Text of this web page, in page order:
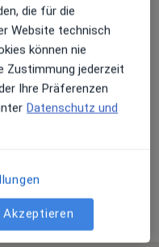
Besuche)
die Adresse
die für die
Website technisch
können nie
Zustimmung jederzeit
Ihre Präferenzen
Datenschutz und
Akzeptieren